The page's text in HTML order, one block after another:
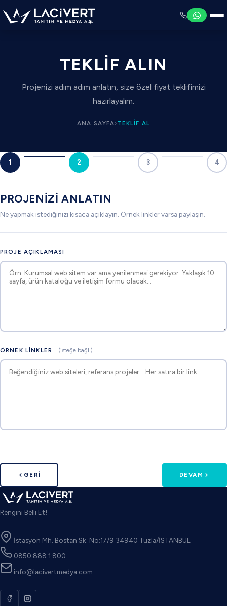
TEKLIF ALIN
Projenizi adım adım anlatın, size özel fiyat teklifimizi
hazırlayalım.
ANA SAYFA› TEKLIF AL
1 2 3 4
PROJENIZI ANLATIN
Ne yapmak istediğinizi kısaca açıklayın. Örnek linkler varsa paylaşın.
PROJE AÇIKLAMASI
ÖRNEK LINKLER (isteğe bağlı)
GERI DEVAM
Rengini Belli Et!
İstasyon Mh. Bostan Sk. No:17/9 34940 Tuzla/İSTANBUL
0850 888 1 800
info@lacivertmedya.com